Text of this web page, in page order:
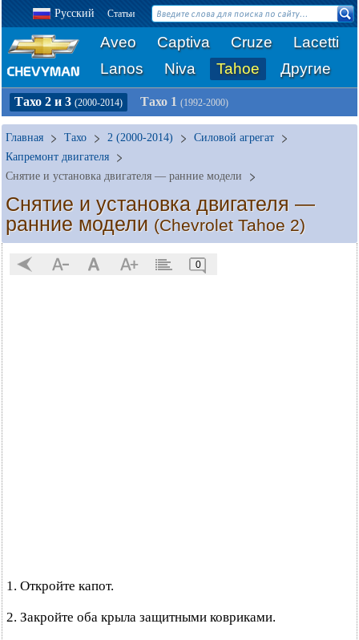
Русский Статьи
Aveo Captiva Cruze
Lacetti
Lanos
Niva Tahoe Другие
Тахо 2 и 3 (2000-2014) Тахо 1 (1992-2000)
Главная Тахо 2 (2000-2014)
Силовой агрегат
Капремонт двигателя
Снятие и установка двигателя — ранние модели
Снятие и установка двигателя —
ранние модели (Chevrolet Tahoe 2)
0
1. Откройте капот.
2. Закройте оба крыла защитными ковриками.